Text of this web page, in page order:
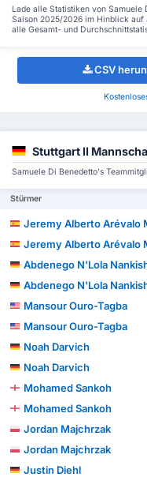
Lade alle Statistiken von
Saison 2025/2026 im Hinblick auf
alle Gesamt- und
CSV
Stuttgart II
Samuele Di Benedetto's
Stürmer
Jeremy Alberto Arévalo
Jeremy Alberto Arévalo
Abdenego N'Lola
Abdenego N'Lola
Mansour Ouro-Tagba
Mansour Ouro-Tagba
Noah Darvich
Noah Darvich
Mohamed Sankoh
Mohamed Sankoh
Jordan Majchrzak
Jordan Majchrzak
Justin Diehl